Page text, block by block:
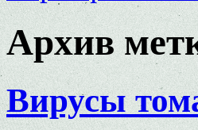
Архив
Вирусы